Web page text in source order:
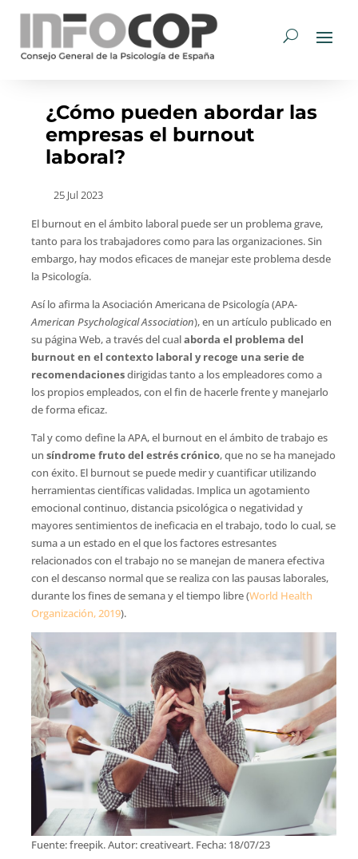
¿Cómo pueden abordar las
empresas el burnout
laboral?
25 Jul 2023
El burnout en el ámbito laboral puede ser un problema grave,
tanto para los trabajadores como para las organizaciones. Sin
embargo, hay modos eficaces de manejar este problema desde
la Psicología.
Así lo afirma la Asociación Americana de Psicología (APA-
American Psychological Association), en un artículo publicado en
su página Web, a través del cualaborda el problema del
burnout en el contexto laboral y recoge una serie de
recomendacionesdirigidas tanto a los empleadores como a
los propios empleados, con el fin de hacerle frente y manejarlo
de forma eficaz.
Tal y como define la APA, el burnout en el ámbito de trabajo es
un síndrome fruto del estrés crónico, que no se ha manejado
con éxito. El burnout se puede medir y cuantificar utilizando
herramientas científicas validadas. Implica un agotamiento
emocional continuo, distancia psicológica o negatividad y
mayores sentimientos de ineficacia en el trabajo, todo lo cual, se
suma a un estado en el que los factores estresantes
relacionados con el trabajo no se manejan de manera efectiva
con el descanso normal que se realiza con las pausas laborales,
durante los fines de semana y el tiempo libre (World Health
Organización, 2019).
Fuente: freepik. Autor: creativeart. Fecha: 18/07/23